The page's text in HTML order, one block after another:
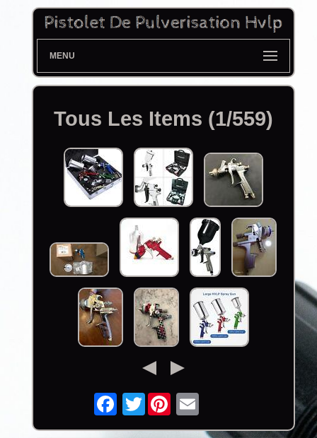
MENU
Tous Les Items (1/559)
Twitter